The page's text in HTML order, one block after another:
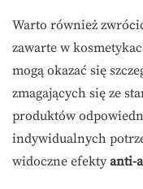
Warto również
zawarte w
mogą okazać się
zmagających się ze
produktów
indywidualnych
widoczne efekty anti-